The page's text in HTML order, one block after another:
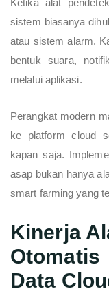
Ketika alat
sistem biasanya
atau sistem alarm.
bentuk suara,
melalui aplikasi.
Perangkat modern
ke platform cloud
kapan saja.
asap bukan hanya
smart farming yang
Kinerja
Otomatis
Data